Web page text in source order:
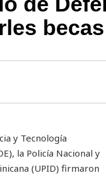
becas
y Tecnología
la Policía Nacional y
(UPID) firmaron